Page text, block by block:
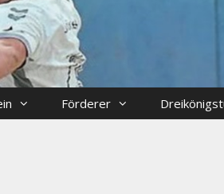
Förderer